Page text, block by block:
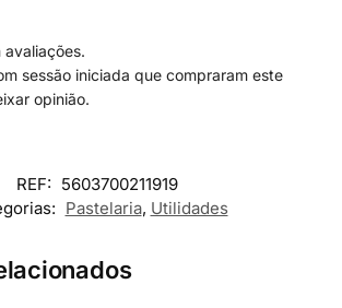
sessão iniciada que compraram este
opinião.
REF: 5603700211919
Pastelaria, Utilidades